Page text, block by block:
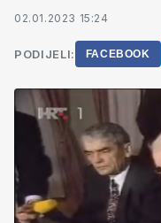
02.01.2023 15:24
PODIJELI: FACEBOOK